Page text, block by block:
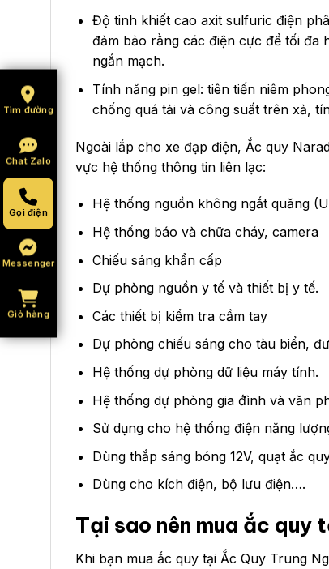
Độ tinh khiết cao axit sulfuric điện
đảm bảo rằng các điện cực để tối đa
ngắn mạch.
Tính năng pin gel: tiên tiến niêm
chống quá tải và công suất trên xả,
Ngoài lắp cho xe đạp điện, Ắc quy
vực hệ thống thông tin liên lạc:
Hệ thống nguồn không ngắt quăng
Hệ thống báo và chữa cháy, camera
Chiếu sáng khẩn cấp
Dự phòng nguồn y tế và thiết bị y tế.
Các thiết bị kiểm tra cầm tay
Dự phòng chiếu sáng cho tàu biển,
Hệ thống dự phòng dữ liệu máy tính.
Hệ thống dự phòng gia đ́ình và văn
Sử dụng cho hệ thống điện năng
Dùng thắp sáng bóng 12V, quạt ắc
Dùng cho kích điện, bộ lưu điện….
Tại sao nên mua ắc quy
Khi bạn mua ắc quy tại Ắc Quy Trung
Tìm đường
Chat Zalo
Gọi điện
Messenger
Giỏ hàng